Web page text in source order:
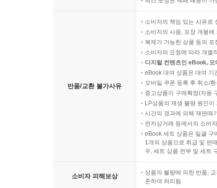
반품/교환 불가사유
소비자의 책임 있는 사유로
소비자의 사용, 포장 개봉
복제가 가능한 상품 등의
소비자의 요청에 따라 개별
디지털 컨텐츠인 eBook,
eBook 대여 상품은 대여 기
모바일 쿠폰 등록 후 취소/
중고상품이 구매확정(자동
LP상품의 재생 불량 원인
시간의 경과에 의해 재판매
전자상거래 등에서의 소비
eBook 세트 상품은 일괄 구
1개의 상품으로 취급 및 판
우, 세트 상품 전부 및 세트
소비자 피해보상
상품의 불량에 의한 반품,
준하여 처리됨